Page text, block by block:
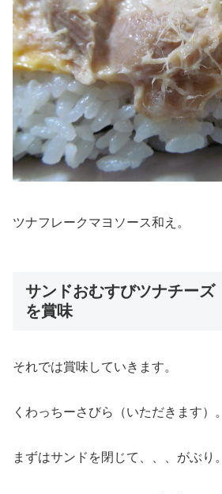
ツナフレークマヨソース和え。
サンドおむすびツナチーズ
を賞味
それでは賞味していきます。
くわっちーさびら（いただきます）。
まずはサンドを閉じて、、、がぶり。